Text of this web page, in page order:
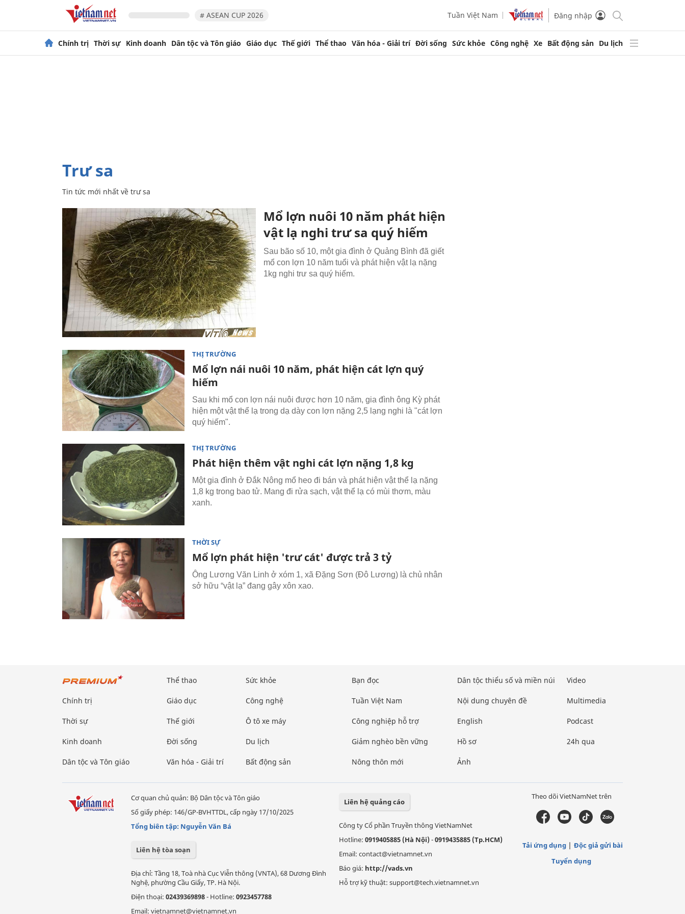
# ASEAN CUP 2026 Tuần Việt Nam Đăng nhập
Chính trị Thời sự Kinh doanh Dân tộc và Tôn giáo Giáo dục Thế giới Thể thao Văn hóa - Giải trí Đời sống Sức khỏe Công nghệ Xe Bất động sản Du lịch
trư sa
Tin tức mới nhất về trư sa
Mổ lợn nuôi 10 năm phát hiện
vật lạ nghi trư sa quý hiếm
Sau bão số 10, một gia đình ở Quảng Bình đã giết
mổ con lợn 10 năm tuổi và phát hiện vật lạ nặng
1kg nghi trư sa quý hiếm.
THỊ TRƯỜNG
Mổ lợn nái nuôi 10 năm, phát hiện cát lợn quý
hiếm
Sau khi mổ con lợn nái nuôi được hơn 10 năm, gia đình ông Kỳ phát
hiện một vật thể lạ trong dạ dày con lợn nặng 2,5 lạng nghi là "cát lợn
quý hiếm".
THỊ TRƯỜNG
Phát hiện thêm vật nghi cát lợn nặng 1,8 kg
Một gia đình ở Đắk Nông mổ heo đi bán và phát hiện vật thể lạ nặng
1,8 kg trong bao tử. Mang đi rửa sạch, vật thể lạ có mùi thơm, màu
xanh.
THỜI SỰ
Mổ lợn phát hiện 'trư cát' được trả 3 tỷ
Ông Lương Văn Linh ở xóm 1, xã Đặng Sơn (Đô Lương) là chủ nhân
sở hữu “vật lạ” đang gây xôn xao.
Chính trị
Thời sự
Kinh doanh
Dân tộc và Tôn giáo
Thể thao
Giáo dục
Thế giới
Đời sống
Văn hóa - Giải trí
Sức khỏe
Công nghệ
Ô tô xe máy
Du lịch
Bất động sản
Bạn đọc
Tuần Việt Nam
Công nghiệp hỗ trợ
Giảm nghèo bền vững
Nông thôn mới
Dân tộc thiểu số và miền núi
Nội dung chuyên đề
English
Hồ sơ
Ảnh
Video
Multimedia
Podcast
24h qua
Cơ quan chủ quản: Bộ Dân tộc và Tôn giáo
Số giấy phép: 146/GP-BVHTTDL, cấp ngày 17/10/2025
Tổng biên tập: Nguyễn Văn Bá
Liên hệ tòa soạn
Địa chỉ: Tầng 18, Toà nhà Cục Viễn thông (VNTA), 68 Dương Đình
Nghệ, phường Cầu Giấy, TP. Hà Nội.
Điện thoại: 02439369898- Hotline: 0923457788
Email: vietnamnet@vietnamnet.vn
Liên hệ quảng cáo
Công ty Cổ phần Truyền thông VietNamNet
Hotline: 0919405885 (Hà Nội)-0919435885 (Tp.HCM)
Email: contact@vietnamnet.vn
Báo giá: http://vads.vn
Hỗ trợ kỹ thuật: support@tech.vietnamnet.vn
Theo dõi VietNamNet trên
Tải ứng dụng
Độc giả gửi bài
Tuyển dụng